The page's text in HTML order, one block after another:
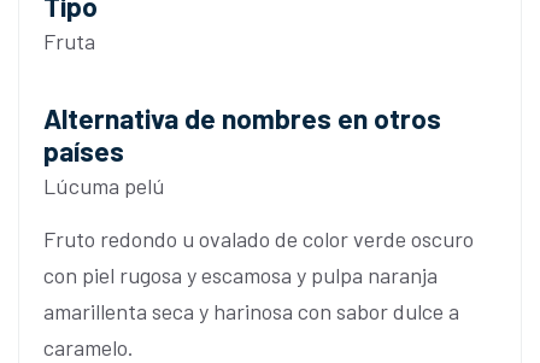
Fruta
Alternativa de nombres en otros
países
Lúcuma pelú
Fruto redondo u ovalado de color verde oscuro
con piel rugosa y escamosa y pulpa naranja
amarillenta seca y harinosa con sabor dulce a
caramelo.